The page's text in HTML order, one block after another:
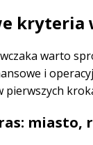
kryteria
warto
i
pierwszych
miasto,